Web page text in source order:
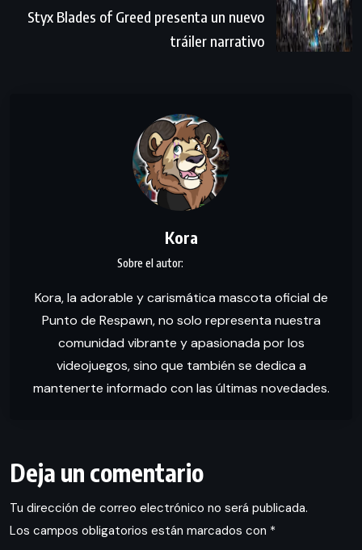
Styx Blades of Greed presenta un nuevo
tráiler narrativo
Kora
Kora, la adorable y carismática mascota oficial de
Punto de Respawn, no solo representa nuestra
comunidad vibrante y apasionada por los
videojuegos, sino que también se dedica a
mantenerte informado con las últimas novedades.
Deja un comentario
Tu dirección de correo electrónico no será publicada.
Los campos obligatorios están marcados con *